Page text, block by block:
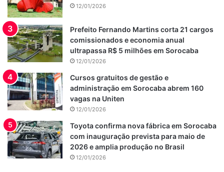
12/01/2026
Prefeito Fernando Martins corta 21 cargos
comissionados e economia anual
ultrapassa R$ 5 milhões em Sorocaba
12/01/2026
Cursos gratuitos de gestão e
administração em Sorocaba abrem 160
vagas na Uniten
12/01/2026
Toyota confirma nova fábrica em Sorocaba
com inauguração prevista para maio de
2026 e amplia produção no Brasil
12/01/2026